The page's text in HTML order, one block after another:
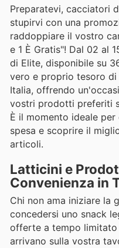
Preparatevi, cacciatori
stupirvi con una
raddoppiare il vostro
e 1 È Gratis"! Dal 02 al
di Elite, disponibile su
vero e proprio tesoro
Italia, offrendo
vostri prodotti preferiti
È il momento ideale
spesa e scoprire il
articoli.
Latticini e
Convenienza in
Chi non ama iniziare la
concedersi uno snack
offerte a tempo
arrivano sulla vostra